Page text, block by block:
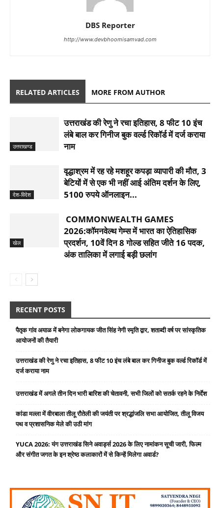
DBS Reporter
http://www.devbhoomisamvad.com
RELATED ARTICLES MORE FROM AUTHOR
उत्तराखण्ड
उत्तराखंड की रेणु ने रचा इतिहास, 8 फीट 10 इंच
लंबे बाल कर गिनीज बुक वर्ल्ड रिकॉर्ड में दर्ज कराया
नाम
देश-विदेश
वृद्धाश्रम में रह रहे मशहूर कपड़ा व्यापारी की मौत, 3
बेटियों में से एक भी नहीं आई अंतिम दर्शन के लिए,
5100 रुपये ऑनलाइन...
खेल
COMMONWEALTH GAMES
2026:कॉमनवेल्थ गेम्स में भारत का ऐतिहासिक
प्रदर्शन, 10वें दिन 8 गोल्ड सहित जीते 16 पदक,
अंक तालिका में लगाई बड़ी छलांग
RECENT POSTS
पैतृक गांव अयाळ में बनेगा लोकगायक जीत सिंह नेगी स्मृति द्वार, शताब्दी वर्ष पर सांस्कृतिक
आयोजनों की तैयारी
उत्तराखंड की रेणु ने रचा इतिहास, 8 फीट 10 इंच लंबे बाल कर गिनीज बुक वर्ल्ड रिकॉर्ड में
दर्ज कराया नाम
उत्तराखंड में अगले तीन दिन भारी बारिश की चेतावनी, सभी जिलों को सतर्क रहने के निर्देश
कांडा मल्ला में वीरबाला तीलू रौतेली की जयंती पर श्रद्धांजलि सभा आयोजित, तीलू विजय
पथ व प्रशासनिक मेले की उठी मांग
YUCA 2026: यंग उत्तराखंड सिने अवार्ड्स 2026 के लिए नामांकन सूची जारी, फिल्म
और संगीत जगत के इन श्रेष्ठ कलाकारों में से किन्हें मिलेगा अवार्ड?